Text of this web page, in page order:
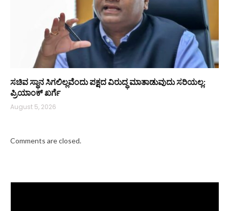
ಸಚಿವ ಸ್ಥಾನ ಸಿಗಲಿಲ್ಲವೆಂದು ಪಕ್ಷದ ವಿರುದ್ಧ ಮಾತಾಡುವುದು ಸರಿಯಲ್ಲ:
ಪ್ರಿಯಾಂಕ್ ಖರ್ಗೆ
August 5, 2026
Comments are closed.